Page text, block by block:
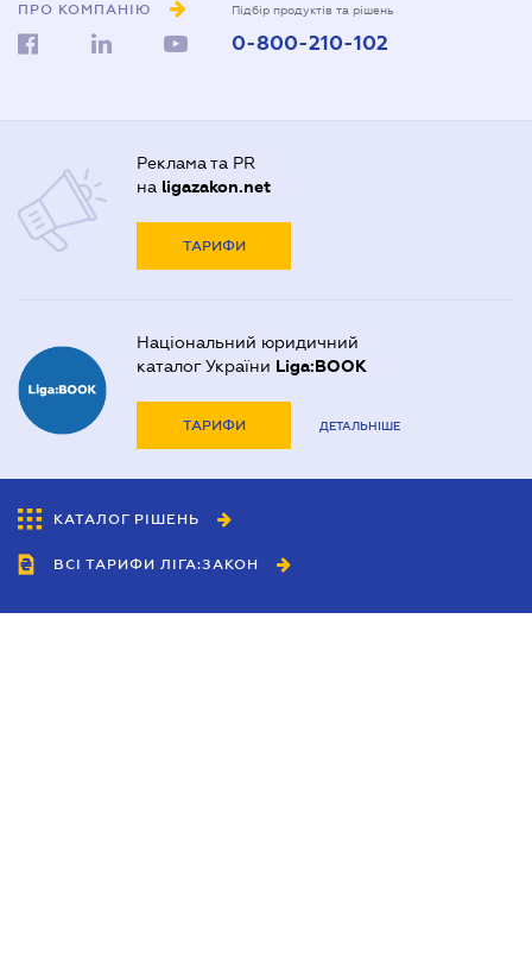
ПРО КОМПАНІЮ Підбір продуктів та рішень
0-800-210-102
Реклама та PR
на ligazakon.net
ТАРИФИ
Національний юридичний
каталог України Liga:BOOK
ТАРИФИ ДЕТАЛЬНІШЕ
КАТАЛОГ РІШЕНЬ
ВСІ ТАРИФИ ЛІГА:ЗАКОН